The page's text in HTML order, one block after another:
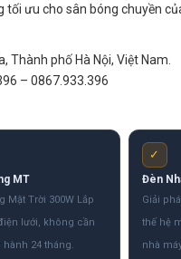
ưu cho sân bóng chuyền
Thành phố Hà Nội, Việt Nam.
– 0867.933.396
MT
Mặt Trời 300W Lắp
lưới, không cần
24 tháng.
✓
Đèn
Giải
thế hệ
nhà